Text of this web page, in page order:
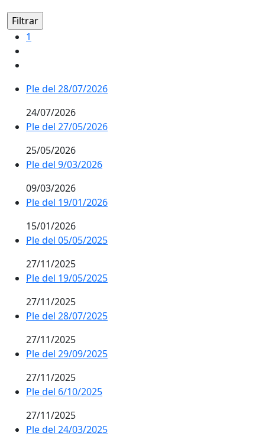
1
Ple del 28/07/2026
24/07/2026
Ple del 27/05/2026
25/05/2026
Ple del 9/03/2026
09/03/2026
Ple del 19/01/2026
15/01/2026
Ple del 05/05/2025
27/11/2025
Ple del 19/05/2025
27/11/2025
Ple del 28/07/2025
27/11/2025
Ple del 29/09/2025
27/11/2025
Ple del 6/10/2025
27/11/2025
Ple del 24/03/2025